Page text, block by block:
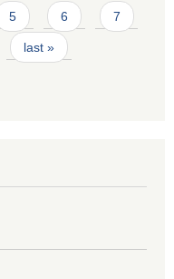
5 6 7
last »